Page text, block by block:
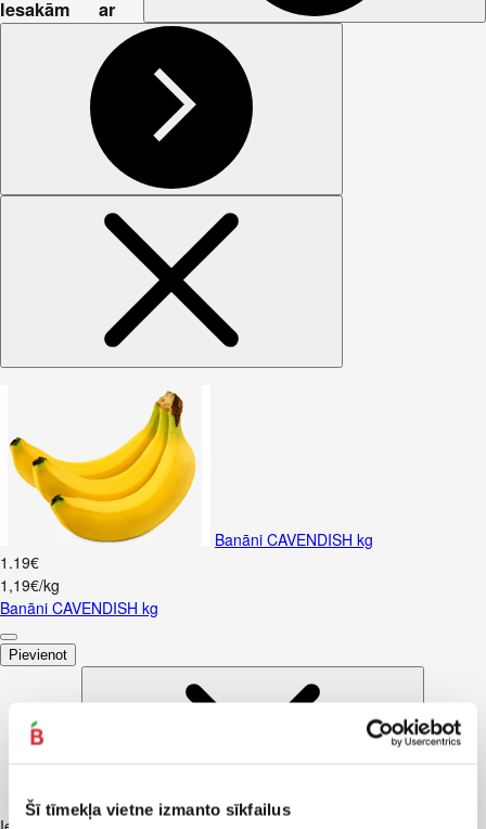
Šī tīmekļa vietne izmanto sīkfailus
Iesakām ar
Banāni CAVENDISH kg
1 .19€
1,19€/kg
Banāni CAVENDISH kg
Pievienot